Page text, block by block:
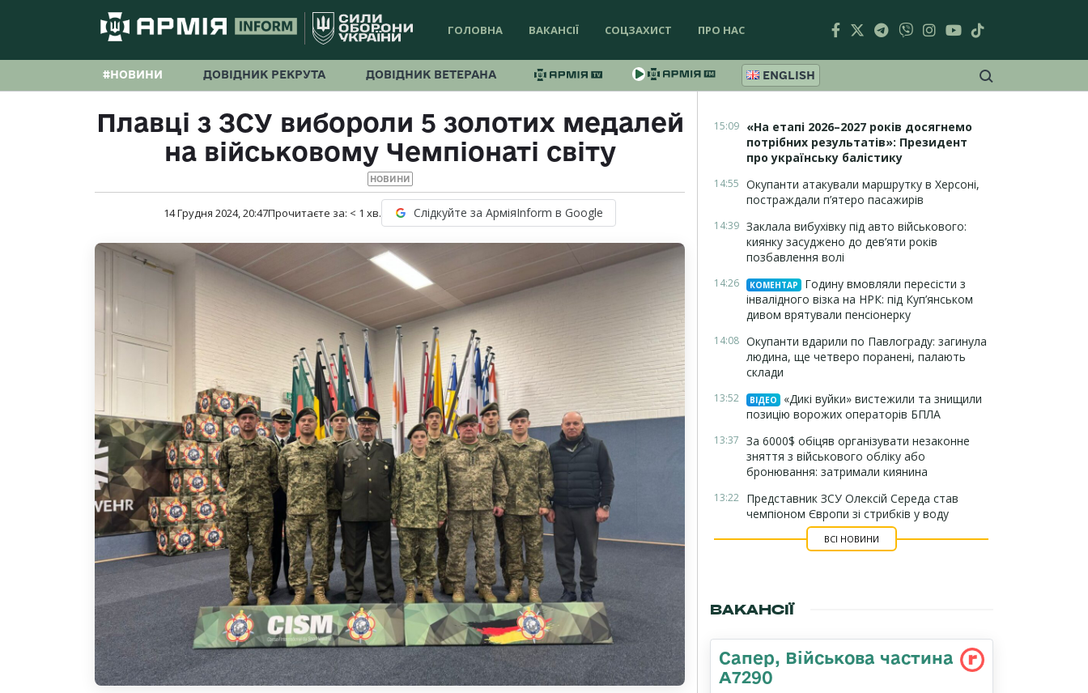
ГОЛОВНА ВАКАНСІЇ СОЦЗАХИСТ ПРО НАС
#НОВИНИ ДОВІДНИК РЕКРУТА ДОВІДНИК ВЕТЕРАНА ENGLISH
Плавці з ЗСУ вибороли 5 золотих медалей
на військовому Чемпіонаті світу
НОВИНИ
14 Грудня 2024, 20:47Прочитаєте за: < 1 хв. Слідкуйте за АрміяInform в Google
15:09 «На етапі 2026–2027 років досягнемо
потрібних результатів»: Президент
про українську балістику
14:55 Окупанти атакували маршрутку в Херсоні,
постраждали п’ятеро пасажирів
14:39 Заклала вибухівку під авто військового:
киянку засуджено до дев’яти років
позбавлення волі
14:26 КОМЕНТАР
Годину вмовляли пересісти з
інвалідного візка на НРК: під Куп’янськом
дивом врятували пенсіонерку
14:08 Окупанти вдарили по Павлограду: загинула
людина, ще четверо поранені, палають
склади
13:52 ВІДЕО
«Дикі вуйки» вистежили та знищили
позицію ворожих операторів БПЛА
13:37 За 6000$ обіцяв організувати незаконне
зняття з військового обліку або
бронювання: затримали киянина
13:22 Представник ЗСУ Олексій Середа став
чемпіоном Європи зі стрибків у воду
ВСІ НОВИНИ
ВАКАНСІЇ
Сапер, Військова частина
А7290